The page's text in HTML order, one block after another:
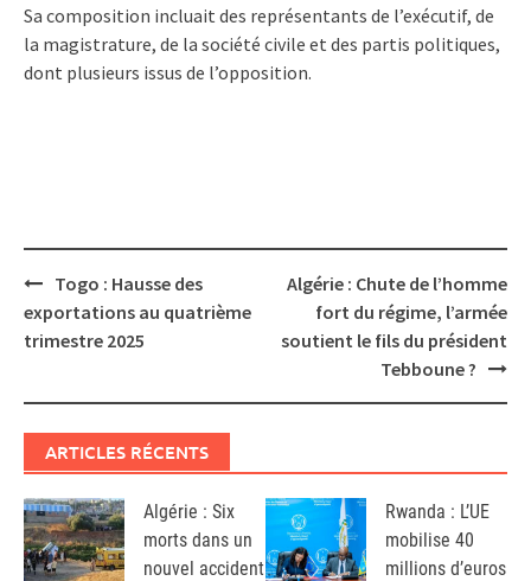
Sa composition incluait des représentants de l’exécutif, de
la magistrature, de la société civile et des partis politiques,
dont plusieurs issus de l’opposition.
Post
navigation
Togo : Hausse des
exportations au quatrième
trimestre 2025
Algérie : Chute de l’homme
fort du régime, l’armée
soutient le fils du président
Tebboune ?
ARTICLES RÉCENTS
Algérie : Six
morts dans un
nouvel accident
Rwanda : L’UE
mobilise 40
millions d’euros